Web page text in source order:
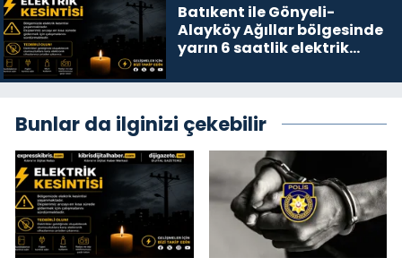
Batıkent ile Gönyeli-
Alayköy Ağıllar bölgesinde
yarın 6 saatlik elektrik
Bunlar da ilginizi çekebilir